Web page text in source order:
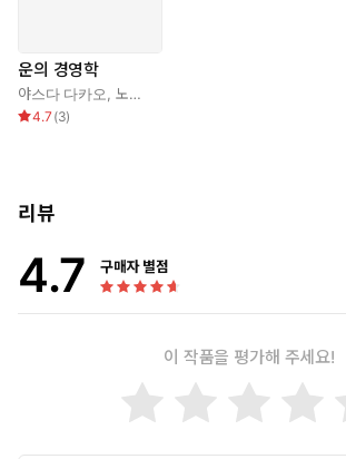
운의 경영학
야스다 다카오 노경아
4.7 (3)
리뷰
4.7 구매자 별점
이 작품을 평가해 주세요!